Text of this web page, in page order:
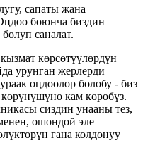
сапаты жана
боюнча биздин
саналат.
көрсөтүүлөрдүн
урунган жерлерди
оңдоолор болобу - биз
кам көрөбүз.
сиздин унааны тез,
ошондой эле
гана колдонуу